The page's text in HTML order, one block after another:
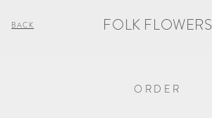
FOLK FLOWERS
BACK
ORDER